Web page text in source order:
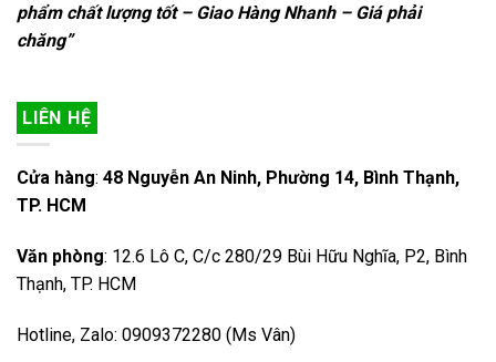
phẩm chất lượng tốt – Giao Hàng Nhanh – Giá phải
chăng”
LIÊN HỆ
Cửa hàng: 48 Nguyễn An Ninh, Phường 14, Bình Thạnh,
TP. HCM
Văn phòng: 12.6 Lô C, C/c 280/29 Bùi Hữu Nghĩa, P2, Bình
Thạnh, TP. HCM
Hotline, Zalo: 0909372280 (Ms Vân)